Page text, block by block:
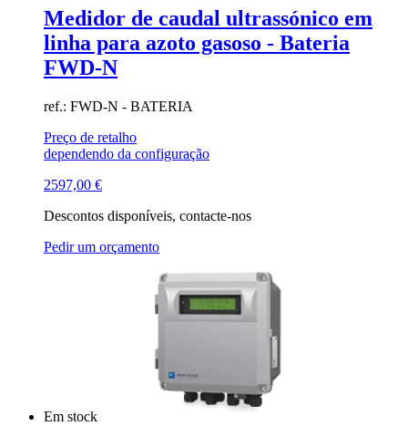
Medidor de caudal ultrassónico em
linha para azoto gasoso - Bateria
FWD-N
ref.: FWD-N - BATERIA
Preço de retalho
dependendo da configuração
2597,00 €
Descontos disponíveis, contacte-nos
Pedir um orçamento
Em stock